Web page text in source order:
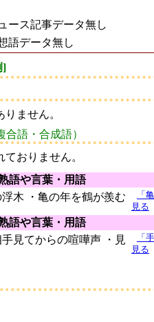
ース記事データ無し
語データ無し
]
ません。
語・合成語）
おりません。
語や言葉・用語
木 ・亀の年を鶴が羨む
「
見る
語や言葉・用語
見てからの喧嘩声 ・見
「
見る